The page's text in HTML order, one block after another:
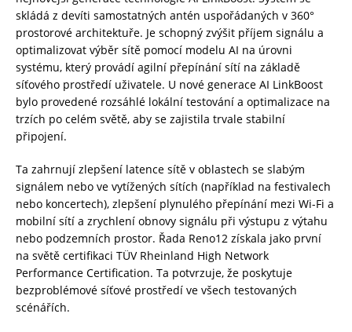
skládá z devíti samostatných antén uspořádaných v 360°
prostorové architektuře. Je schopný zvýšit příjem signálu a
optimalizovat výběr sítě pomocí modelu AI na úrovni
systému, který provádí agilní přepínání sítí na základě
síťového prostředí uživatele. U nové generace AI LinkBoost
bylo provedené rozsáhlé lokální testování a optimalizace na
trzích po celém světě, aby se zajistila trvale stabilní
připojení.
Ta zahrnují zlepšení latence sítě v oblastech se slabým
signálem nebo ve vytížených sítích (například na festivalech
nebo koncertech), zlepšení plynulého přepínání mezi Wi-Fi a
mobilní sítí a zrychlení obnovy signálu při výstupu z výtahu
nebo podzemních prostor. Řada Reno12 získala jako první
na světě certifikaci TÜV Rheinland High Network
Performance Certification. Ta potvrzuje, že poskytuje
bezproblémové síťové prostředí ve všech testovaných
scénářích.